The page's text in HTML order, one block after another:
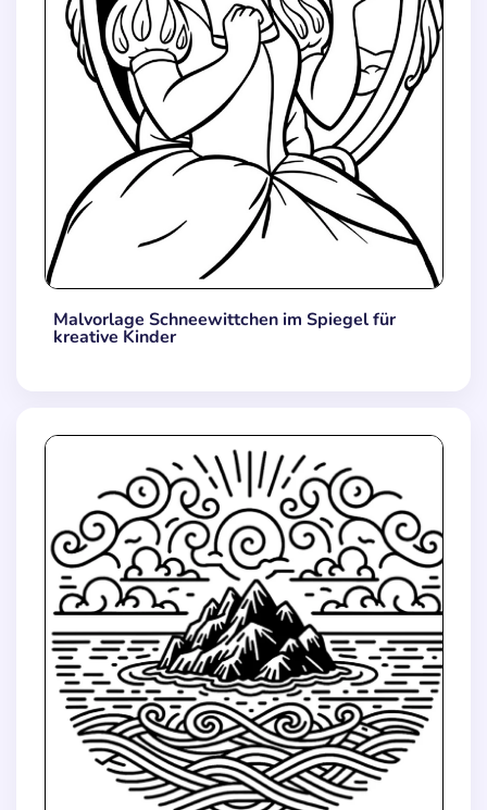
Malvorlage Schneewittchen im Spiegel für
kreative Kinder